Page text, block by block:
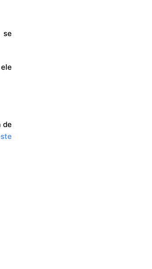
se
de